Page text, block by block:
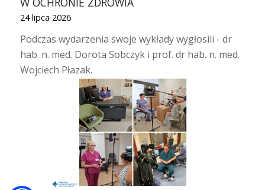
24 lipca 2026
Podczas wydarzenia swoje wykłady wygłosili - dr
hab. n. med. Dorota Sobczyk i prof. dr hab. n. med.
Wojciech Płazak.